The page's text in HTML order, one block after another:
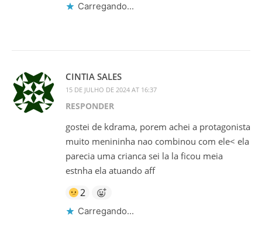
Carregando...
CINTIA SALES
15 DE JULHO DE 2024 AT 16:37
RESPONDER
gostei de kdrama, porem achei a protagonista
muito menininha nao combinou com ele< ela
parecia uma crianca sei la la ficou meia
estnha ela atuando aff
2
Carregando...